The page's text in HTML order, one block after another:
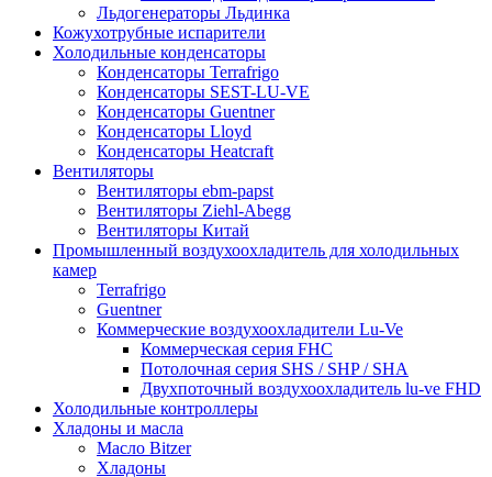
Льдогенераторы Льдинка
Кожухотрубные испарители
Холодильные конденсаторы
Конденсаторы Terrafrigo
Конденсаторы SEST-LU-VE
Конденсаторы Guentner
Конденсаторы Lloyd
Конденсаторы Heatcraft
Вентиляторы
Вентиляторы ebm-papst
Вентиляторы Ziehl-Abegg
Вентиляторы Китай
Промышленный воздухоохладитель для холодильных
камер
Terrafrigo
Guentner
Коммерческие воздухоохладители Lu-Ve
Коммерческая серия FHC
Потолочная серия SHS / SHP / SHA
Двухпоточный воздухоохладитель lu-ve FHD
Холодильные контроллеры
Хладоны и масла
Масло Bitzer
Хладоны